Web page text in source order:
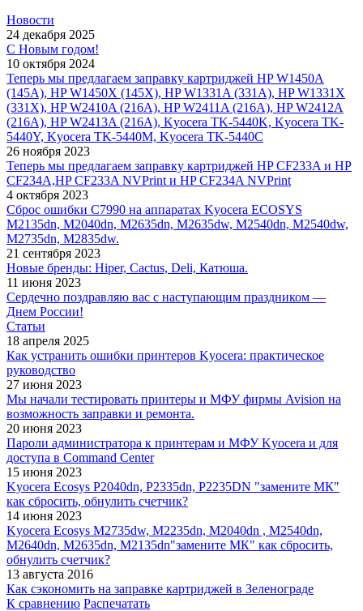
Новости
24 декабря 2025
С Новым годом!
10 октября 2024
Теперь мы предлагаем заправку картриджей HP W1450A
(145A), HP W1450X (145X), HP W1331A (331A), HP W1331X
(331X), HP W2410A (216A), HP W2411A (216A), HP W2412A
(216A), HP W2413A (216A), Kyocera TK-5440K, Kyocera TK-
5440Y, Kyocera TK-5440M, Kyocera TK-5440C
26 ноября 2023
Теперь мы предлагаем заправку картриджей HP CF233A и HP
CF234A,HP CF233A NVPrint и HP CF234A NVPrint
4 октября 2023
Сброс ошибки С7990 на аппаратах Kyocera ECOSYS
M2135dn, M2040dn, M2635dn, M2635dw, M2540dn, M2540dw,
M2735dn, M2835dw.
21 сентября 2023
Новые бренды: Hiper, Cactus, Deli, Катюша.
11 июня 2023
Сердечно поздравляю вас с наступающим праздником —
Днем России!
Статьи
18 апреля 2025
Как устранить ошибки принтеров Kyocera: практическое
руководство
27 июня 2023
Мы начали тестировать принтеры и МФУ фирмы Avision на
возможность заправки и ремонта.
20 июня 2023
Пароли администратора к принтерам и МФУ Kyocera и для
доступа в Command Center
15 июня 2023
Kyocera Ecosys P2040dn, P2335dn, P2235DN "замените МК"
как сбросить, обнулить счетчик?
14 июня 2023
Kyocera Ecosys M2735dw, M2235dn, M2040dn , M2540dn,
M2640dn, M2635dn, M2135dn"замените МК" как сбросить,
обнулить счетчик?
13 августа 2016
Как сэкономить на заправке картриджей в Зеленограде
К сравнению Распечатать